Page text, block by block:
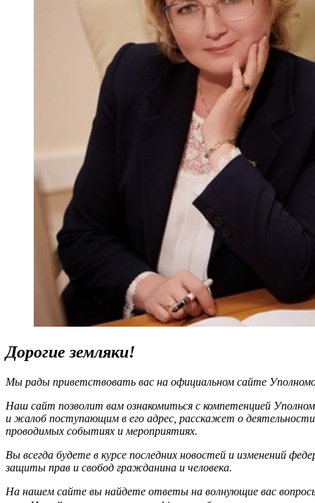
Дорогие земляки!
Мы рады приветствовать вас на официальном сайте
Наш сайт позволит вам ознакомиться с компетенцией
и жалоб поступающим в его адрес, расскажет о
проводимых событиях и мероприятиях.
Вы всегда будете в курсе последних новостей и изменений
защиты прав и свобод гражданина и человека.
На нашем сайте вы найдете ответы на волнующие вас